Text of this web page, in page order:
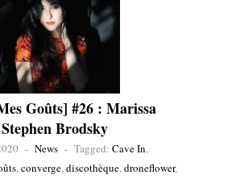
Goûts] #26 : Marissa
Brodsky
- News - Tagged: Cave In,
,converge,discothèque,droneflower,